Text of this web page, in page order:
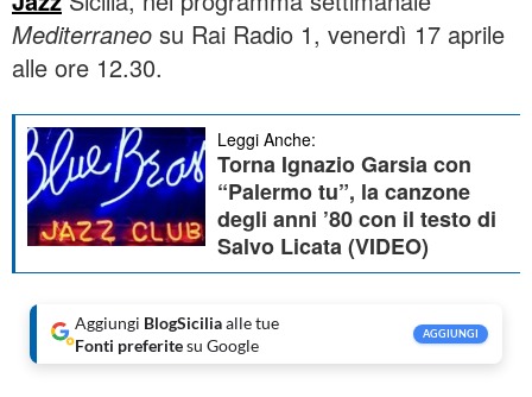
Mediterraneo su Rai Radio 1, venerdì 17 aprile
alle ore 12.30.
Leggi Anche:
Torna Ignazio Garsia con
“Palermo tu”, la canzone
degli anni ’80 con il testo di
Salvo Licata (VIDEO)
Aggiungi BlogSiciliaalle tue
Fonti preferitesu Google
AGGIUNGI